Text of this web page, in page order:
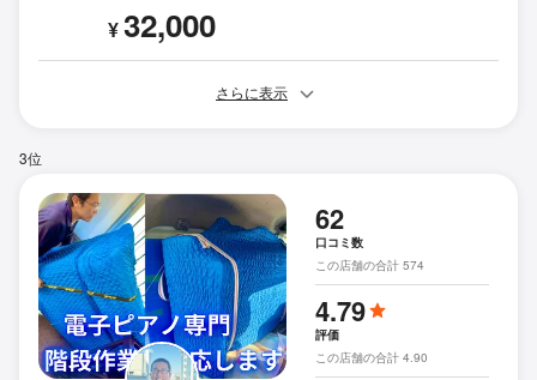
¥32,000
さらに表示
3位
62
口コミ数
この店舗の合計 574
4.79
評価
この店舗の合計 4.90